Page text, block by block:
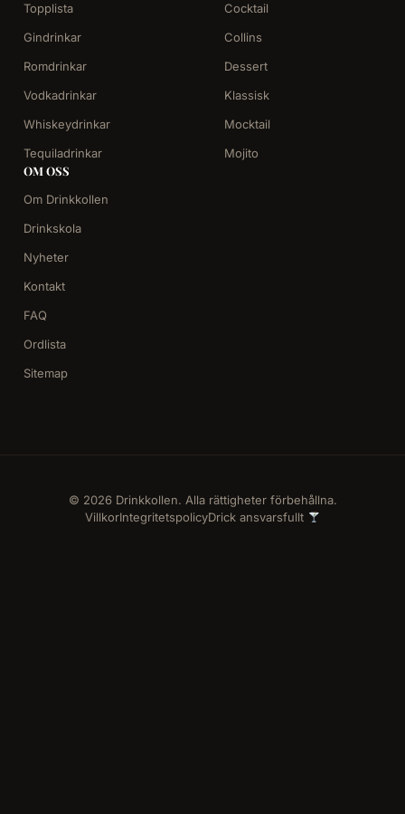
Topplista
Gindrinkar
Romdrinkar
Vodkadrinkar
Whiskeydrinkar
Tequiladrinkar
Cocktail
Collins
Dessert
Klassisk
Mocktail
Mojito
OM OSS
Om Drinkkollen
Drinkskola
Nyheter
Kontakt
FAQ
Ordlista
Sitemap
VillkorIntegritetspolicyDrick ansvarsfullt
© 2026 Drinkkollen. Alla rättigheter förbehållna.